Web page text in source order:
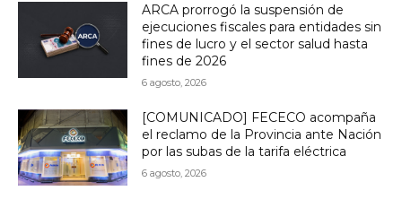
ARCA prorrogó la suspensión de
ejecuciones fiscales para entidades sin
fines de lucro y el sector salud hasta
fines de 2026
6 agosto, 2026
[COMUNICADO] FECECO acompaña
el reclamo de la Provincia ante Nación
por las subas de la tarifa eléctrica
6 agosto, 2026